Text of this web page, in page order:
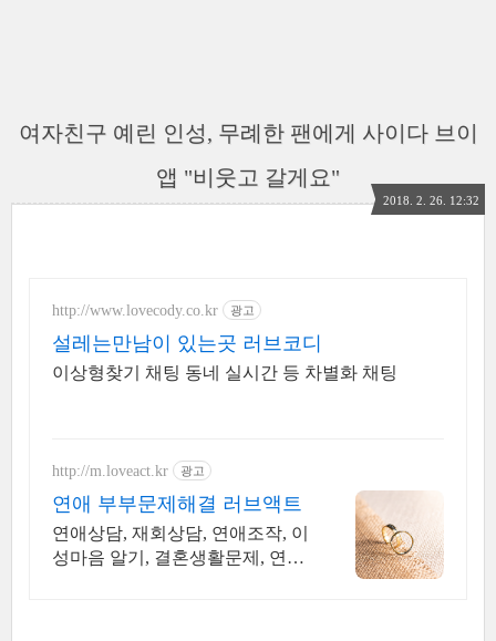
여자친구 예린 인성, 무례한 팬에게 사이다 브이
앱 "비웃고 갈게요"
2018. 2. 26. 12:32
http://www.lovecody.co.kr 광고
설레는만남이 있는곳 러브코디
이상형찾기 채팅 동네 실시간 등 차별화 채팅
http://m.loveact.kr 광고
연애 부부문제해결 러브액트
연애상담, 재회상담, 연애조작, 이
성마음 알기, 결혼생활문제, 연애